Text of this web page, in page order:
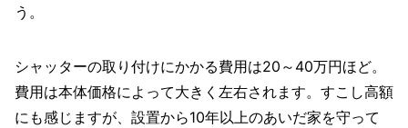
う。
シャッターの取り付けにかかる費用は20～40万円ほど。
費用は本体価格によって大きく左右されます。すこし高額
にも感じますが、設置から10年以上のあいだ家を守って